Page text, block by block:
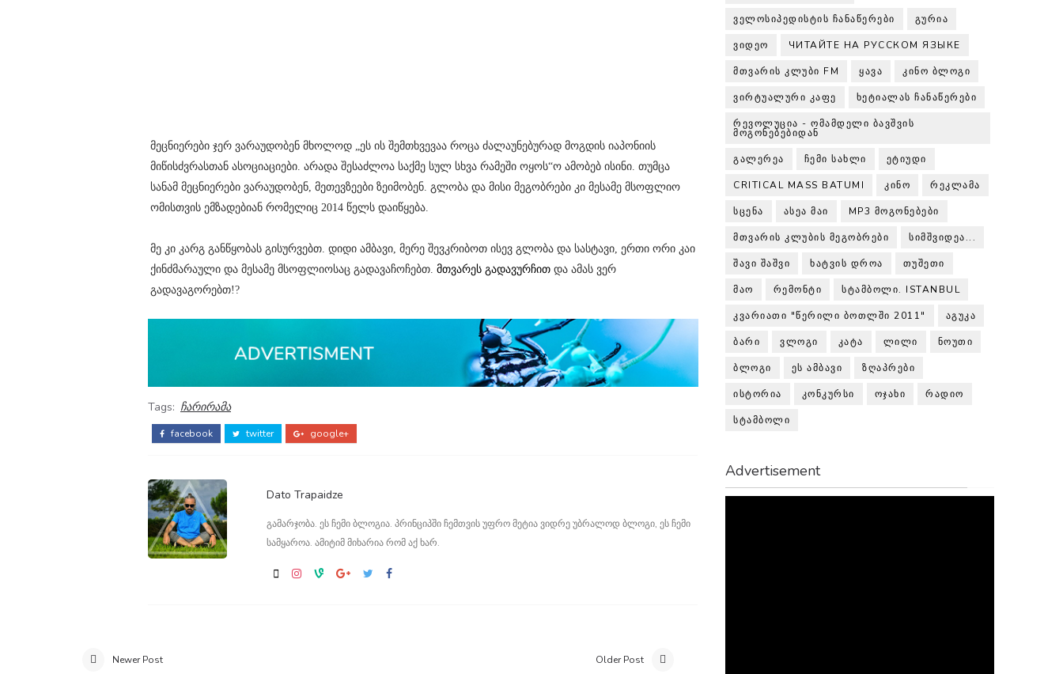
მეცნიერები ჯერ ვარაუდობენ მხოლოდ „ეს ის შემთხვევაა როცა ძალაუნებურად მოგდის იაპონიის
მიწისძვრასთან ასოციაციები. არადა შესაძლოა საქმე სულ სხვა რამეში ოყოს“ო ამობებ ისინი. თუმცა
სანამ მეცნიერები ვარაუდობენ, მეთევზეები ზეიმობენ. გლობა და მისი მეგობრები კი მესამე მსოფლიო
ომისთვის ემზადებიან რომელიც 2014 წელს დაიწყება.
მე კი კარგ განწყობას გისურვებთ. დიდი ამბავი, მერე შევკრიბოთ ისევ გლობა და სასტავი, ერთი ორი კაი
ქინძმარაული და მესამე მსოფლიოსაც გადავაჩოჩებთ. მთვარეს გადავურჩით და ამას ვერ
გადავაგორებთ!?
Tags: ჩარირამა
facebook twitter google+
Dato Trapaidze
გამარჯობა. ეს ჩემი ბლოგია. პრინციპში ჩემთვის უფრო მეტია ვიდრე უბრალოდ ბლოგი, ეს ჩემი
სამყაროა. ამიტიმ მიხარია რომ აქ ხარ.
Newer Post Older Post
ᲕᲔᲚᲝᲡᲘᲞᲔᲓᲘᲡᲢᲘᲡ ᲩᲐᲜᲐᲬᲔᲠᲔᲑᲘ ᲒᲣᲠᲘᲐ
ᲕᲘᲓᲔᲝ ЧИТАЙТЕ НА РУССКОМ ЯЗЫКЕ
ᲛᲗᲕᲐᲠᲘᲡ ᲙᲚᲣᲑᲘ FM ᲧᲐᲕᲐ ᲙᲘᲜᲝ ᲑᲚᲝᲒᲘ
ᲕᲘᲠᲢᲣᲐᲚᲣᲠᲘ ᲙᲐᲤᲔ ᲮᲔᲢᲘᲐᲚᲐᲡ ᲩᲐᲜᲐᲬᲔᲠᲔᲑᲘ
ᲠᲔᲕᲝᲚᲣᲪᲘᲐ - ᲝᲛᲐᲛᲓᲔᲚᲘ ᲑᲐᲕᲨᲕᲘᲡ
ᲛᲝᲒᲝᲜᲔᲑᲔᲑᲘᲓᲐᲜ
ᲒᲐᲚᲔᲠᲔᲐ ᲩᲔᲛᲘ ᲡᲐᲮᲚᲘ ᲔᲢᲘᲣᲓᲘ
CRITICAL MASS BATUMI ᲙᲘᲜᲝ ᲠᲔᲙᲚᲐᲛᲐ
ᲡᲪᲔᲜᲐ ᲐᲡᲔᲐ ᲛᲐᲘ MP3 ᲛᲝᲒᲝᲜᲔᲑᲔᲑᲘ
ᲛᲗᲕᲐᲠᲘᲡ ᲙᲚᲣᲑᲘᲡ ᲛᲔᲒᲝᲑᲠᲔᲑᲘ ᲡᲘᲛᲨᲕᲘᲓᲔᲐ...
ᲨᲐᲕᲘ ᲨᲐᲨᲕᲘ ᲮᲐᲢᲕᲘᲡ ᲓᲠᲝᲐ ᲗᲣᲨᲔᲗᲘ
ᲛᲐᲝ ᲠᲔᲛᲝᲜᲢᲘ ᲡᲢᲐᲛᲑᲝᲚᲘ. ISTANBUL
ᲙᲕᲐᲠᲘᲐᲗᲘ "ᲬᲔᲠᲘᲚᲘ ᲑᲝᲗᲚᲨᲘ 2011" ᲐᲒᲣᲙᲐ
ᲑᲐᲠᲘ ᲕᲚᲝᲒᲘ ᲙᲐᲢᲐ ᲚᲘᲚᲘ ᲜᲝᲣᲗᲘ
ᲑᲚᲝᲒᲘ ᲔᲡ ᲐᲛᲑᲐᲕᲘ ᲖᲦᲐᲞᲠᲔᲑᲘ
ᲘᲡᲢᲝᲠᲘᲐ ᲙᲝᲜᲙᲣᲠᲡᲘ ᲝᲯᲐᲮᲘ ᲠᲐᲓᲘᲝ
ᲡᲢᲐᲛᲑᲝᲚᲘ
Advertisement